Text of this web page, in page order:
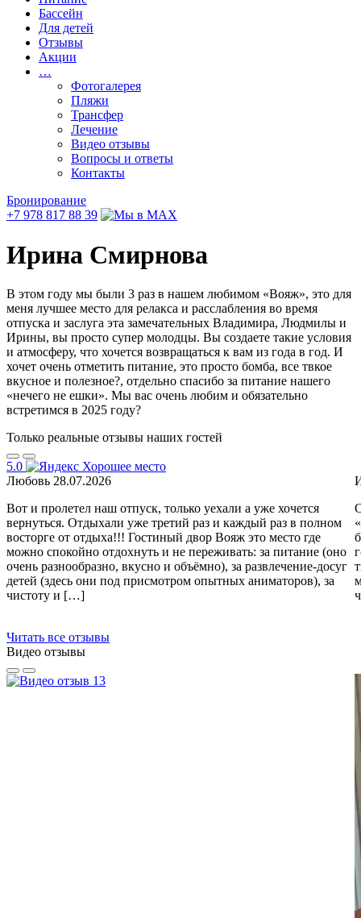
Бассейн
Для детей
Отзывы
Акции
…
Фотогалерея
Пляжи
Трансфер
Лечение
Видео отзывы
Вопросы и ответы
Контакты
Бронирование
+7 978 817 88 39
Ирина Смирнова
В этом году мы были 3 раз в нашем любимом «Вояж», это для
меня лучшее место для релакса и расслабления во время
отпуска и заслуга эта замечательных Владимира, Людмилы и
Ирины, вы просто супер молодцы. Вы создаете такие условия
и атмосферу, что хочется возвращаться к вам из года в год. И
хочет очень отметить питание, это просто бомба, все твкое
вкусное и полезное?, отдельно спасибо за питание нашего
«нечего не ешки». Мы вас очень любим и обязательно
встретимся в 2025 году?
Только реальные отзывы наших гостей
5.0
Любовь 28.07.2026
Вот и пролетел наш отпуск, только уехали а уже хочется
вернуться. Отдыхали уже третий раз и каждый раз в полном
восторге от отдыха!!! Гостиный двор Вояж это место где
можно спокойно отдохнуть и не переживать: за питание (оно
очень разнообразно, вкусно и объёмно), за развлечение-досуг
детей (здесь они под присмотром опытных аниматоров), за
чистоту и […]
Читать все отзывы
Видео отзывы